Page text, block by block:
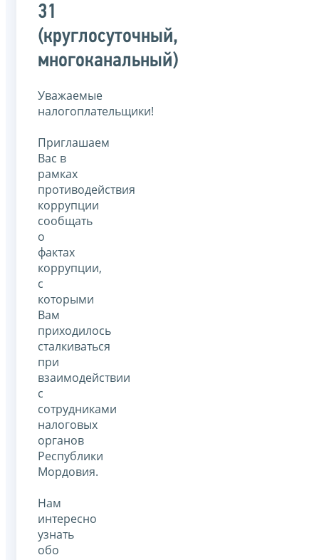
31
(круглосуточный,
многоканальный)
Уважаемые
налогоплательщики!
Приглашаем
Вас в
рамках
противодействия
коррупции
сообщать
о
фактах
коррупции,
с
которыми
Вам
приходилось
сталкиваться
при
взаимодействии
с
сотрудниками
налоговых
органов
Республики
Мордовия.
Нам
интересно
узнать
обо